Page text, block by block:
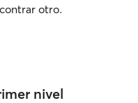
otro.
nivel